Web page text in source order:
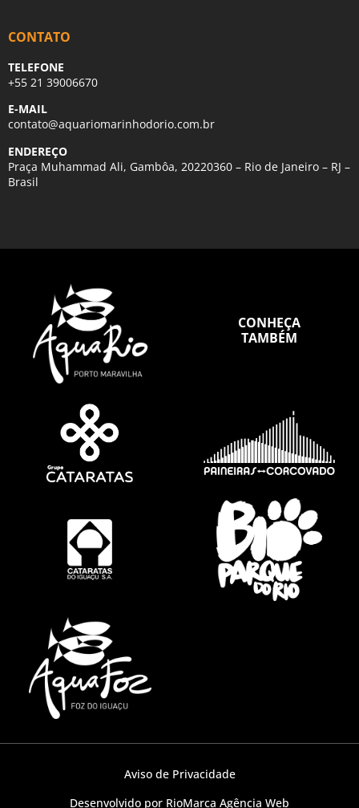
CONTATO
TELEFONE
+55 21 39006670
E-MAIL
contato@aquariomarinhodorio.com.br
ENDEREÇO
Praça Muhammad Ali, Gambôa, 20220360 – Rio de Janeiro – RJ –
Brasil
CONHEÇA
TAMBÉM
Aviso de Privacidade
Desenvolvido por RioMarca Agência Web